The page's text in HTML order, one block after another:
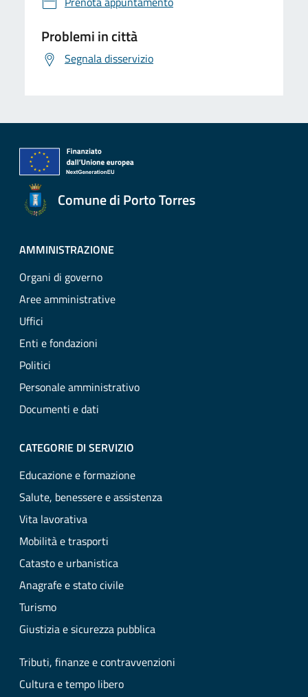
Problemi in città
Segnala disservizio
Comune di Porto Torres
AMMINISTRAZIONE
Organi di governo
Aree amministrative
Uffici
Enti e fondazioni
Politici
Personale amministrativo
Documenti e dati
CATEGORIE DI SERVIZIO
Educazione e formazione
Salute, benessere e assistenza
Vita lavorativa
Mobilità e trasporti
Catasto e urbanistica
Anagrafe e stato civile
Turismo
Giustizia e sicurezza pubblica
Tributi, finanze e contravvenzioni
Cultura e tempo libero